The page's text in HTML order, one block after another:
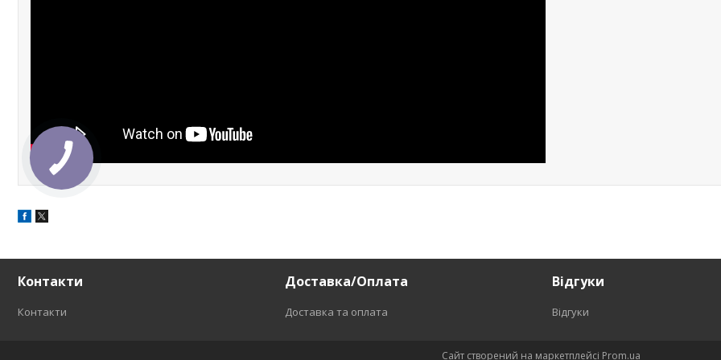
Контакти
Контакти
Доставка/Оплата
Доставка та оплата
Відгуки
Відгуки
Сайт створений на маркетплейсі Prom.ua